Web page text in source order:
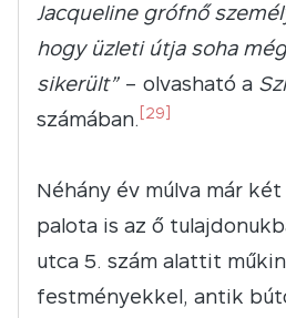
Jacqueline grófnő
hogy üzleti útja soha
sikerült”– olvasható a
számában. [29]
Néhány év múlva már
palota is az ő
utca 5. szám alattit
festményekkel, antik